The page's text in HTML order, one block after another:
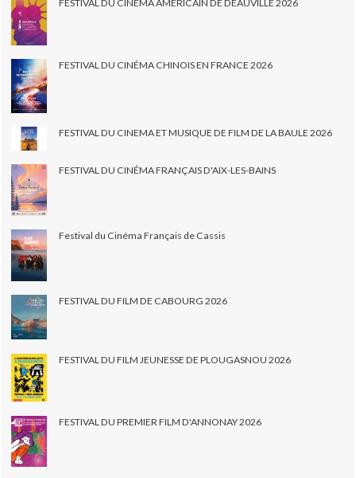
FESTIVAL DU CINEMA AMÉRICAIN DE DEAUVILLE 2026
FESTIVAL DU CINÉMA CHINOIS EN FRANCE 2026
FESTIVAL DU CINEMA ET MUSIQUE DE FILM DE LA BAULE 2026
FESTIVAL DU CINÉMA FRANÇAIS D'AIX-LES-BAINS
Festival du Cinéma Français de Cassis
FESTIVAL DU FILM DE CABOURG 2026
FESTIVAL DU FILM JEUNESSE DE PLOUGASNOU 2026
FESTIVAL DU PREMIER FILM D'ANNONAY 2026